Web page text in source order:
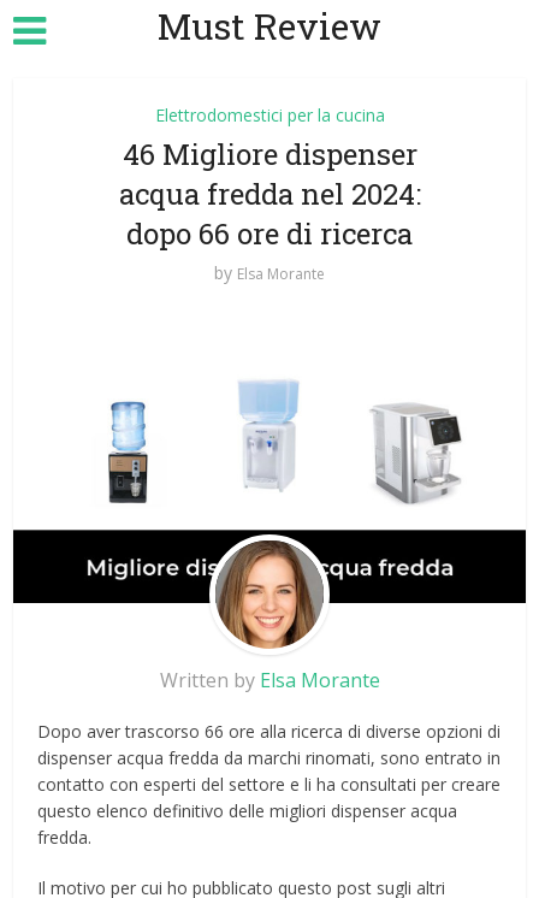
Must Review
Elettrodomestici per la cucina
46 Migliore dispenser
acqua fredda nel 2024:
dopo 66 ore di ricerca
by Elsa Morante
Written by Elsa Morante
Dopo aver trascorso 66 ore alla ricerca di diverse opzioni di
dispenser acqua fredda da marchi rinomati, sono entrato in
contatto con esperti del settore e li ha consultati per creare
questo elenco definitivo delle migliori dispenser acqua
fredda.
Il motivo per cui ho pubblicato questo post sugli altri